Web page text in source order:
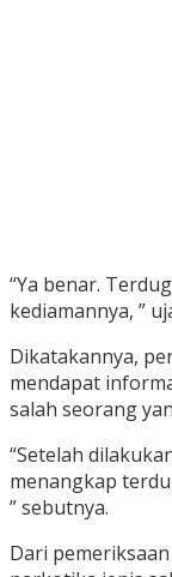
“Ya benar.
kediamannya, ”
Dikatakannya,
mendapat
salah seorang
“Setelah
menangkap
” sebutnya.
Dari